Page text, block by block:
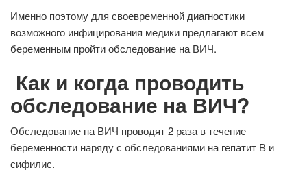
Именно поэтому для своевременной диагностики
возможного инфицирования медики предлагают всем
беременным пройти обследование на ВИЧ.
Как и когда проводить
обследование на ВИЧ?
Обследование на ВИЧ проводят 2 раза в течение
беременности наряду с обследованиями на гепатит В и
сифилис.